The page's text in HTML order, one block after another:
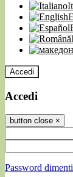
Accedi
Accedi
button close ×
Password